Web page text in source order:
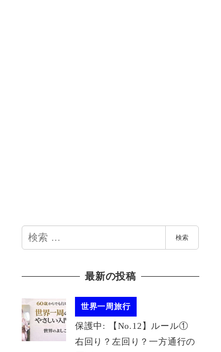
検
索
検索
最新の投稿
世界一周旅行
保護中: 【No.12】ルール①
右回り？左回り？一方通行の